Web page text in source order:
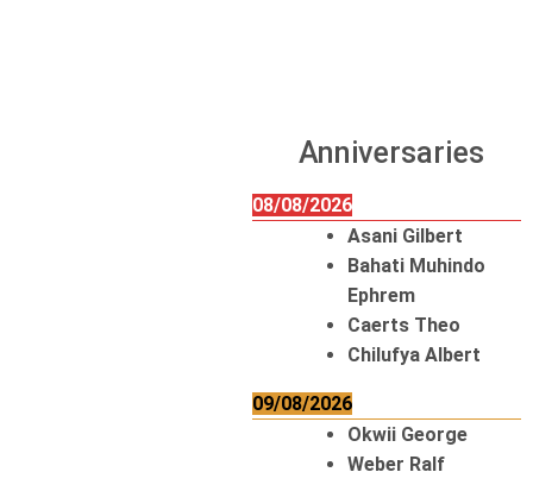
Anniversaries
08/08/2026
Asani Gilbert
Bahati Muhindo
Ephrem
Caerts Theo
Chilufya Albert
09/08/2026
Okwii George
Weber Ralf